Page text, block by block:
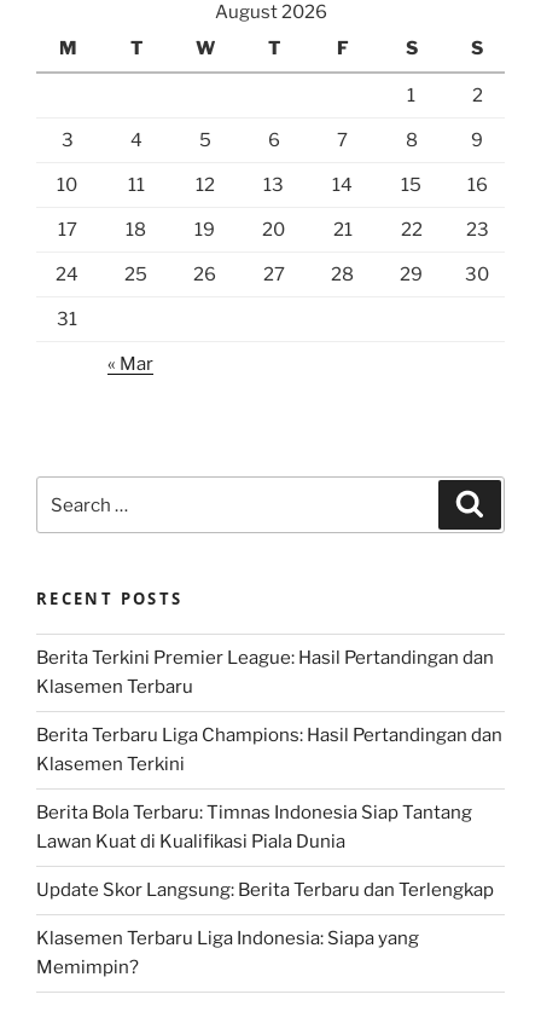
August 2026
M
T W T F S S
1 2
3 4 5 6 7 8 9
10 11 12 13 14 15 16
17 18 19 20 21 22 23
24 25 26 27 28 29 30
31
« Mar
for:
RECENT POSTS
Berita Terkini Premier League: Hasil Pertandingan dan
Klasemen Terbaru
Berita Terbaru Liga Champions: Hasil Pertandingan dan
Klasemen Terkini
Berita Bola Terbaru: Timnas Indonesia Siap Tantang
Lawan Kuat di Kualifikasi Piala Dunia
Update Skor Langsung: Berita Terbaru dan Terlengkap
Klasemen Terbaru Liga Indonesia: Siapa yang
Memimpin?